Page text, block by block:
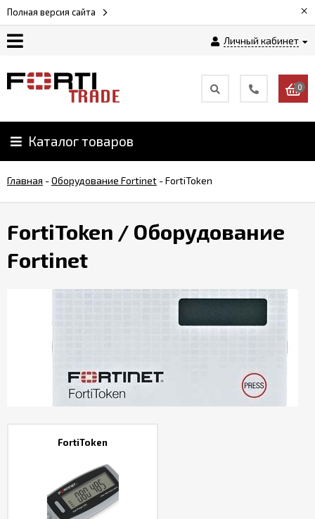
Полная версия сайта ×
Личный кабинет
Доставка
и
0
Каталог товаров
Главная -Оборудование Fortinet -FortiToken
FortiToken / Оборудование
Fortinet
FortiToken